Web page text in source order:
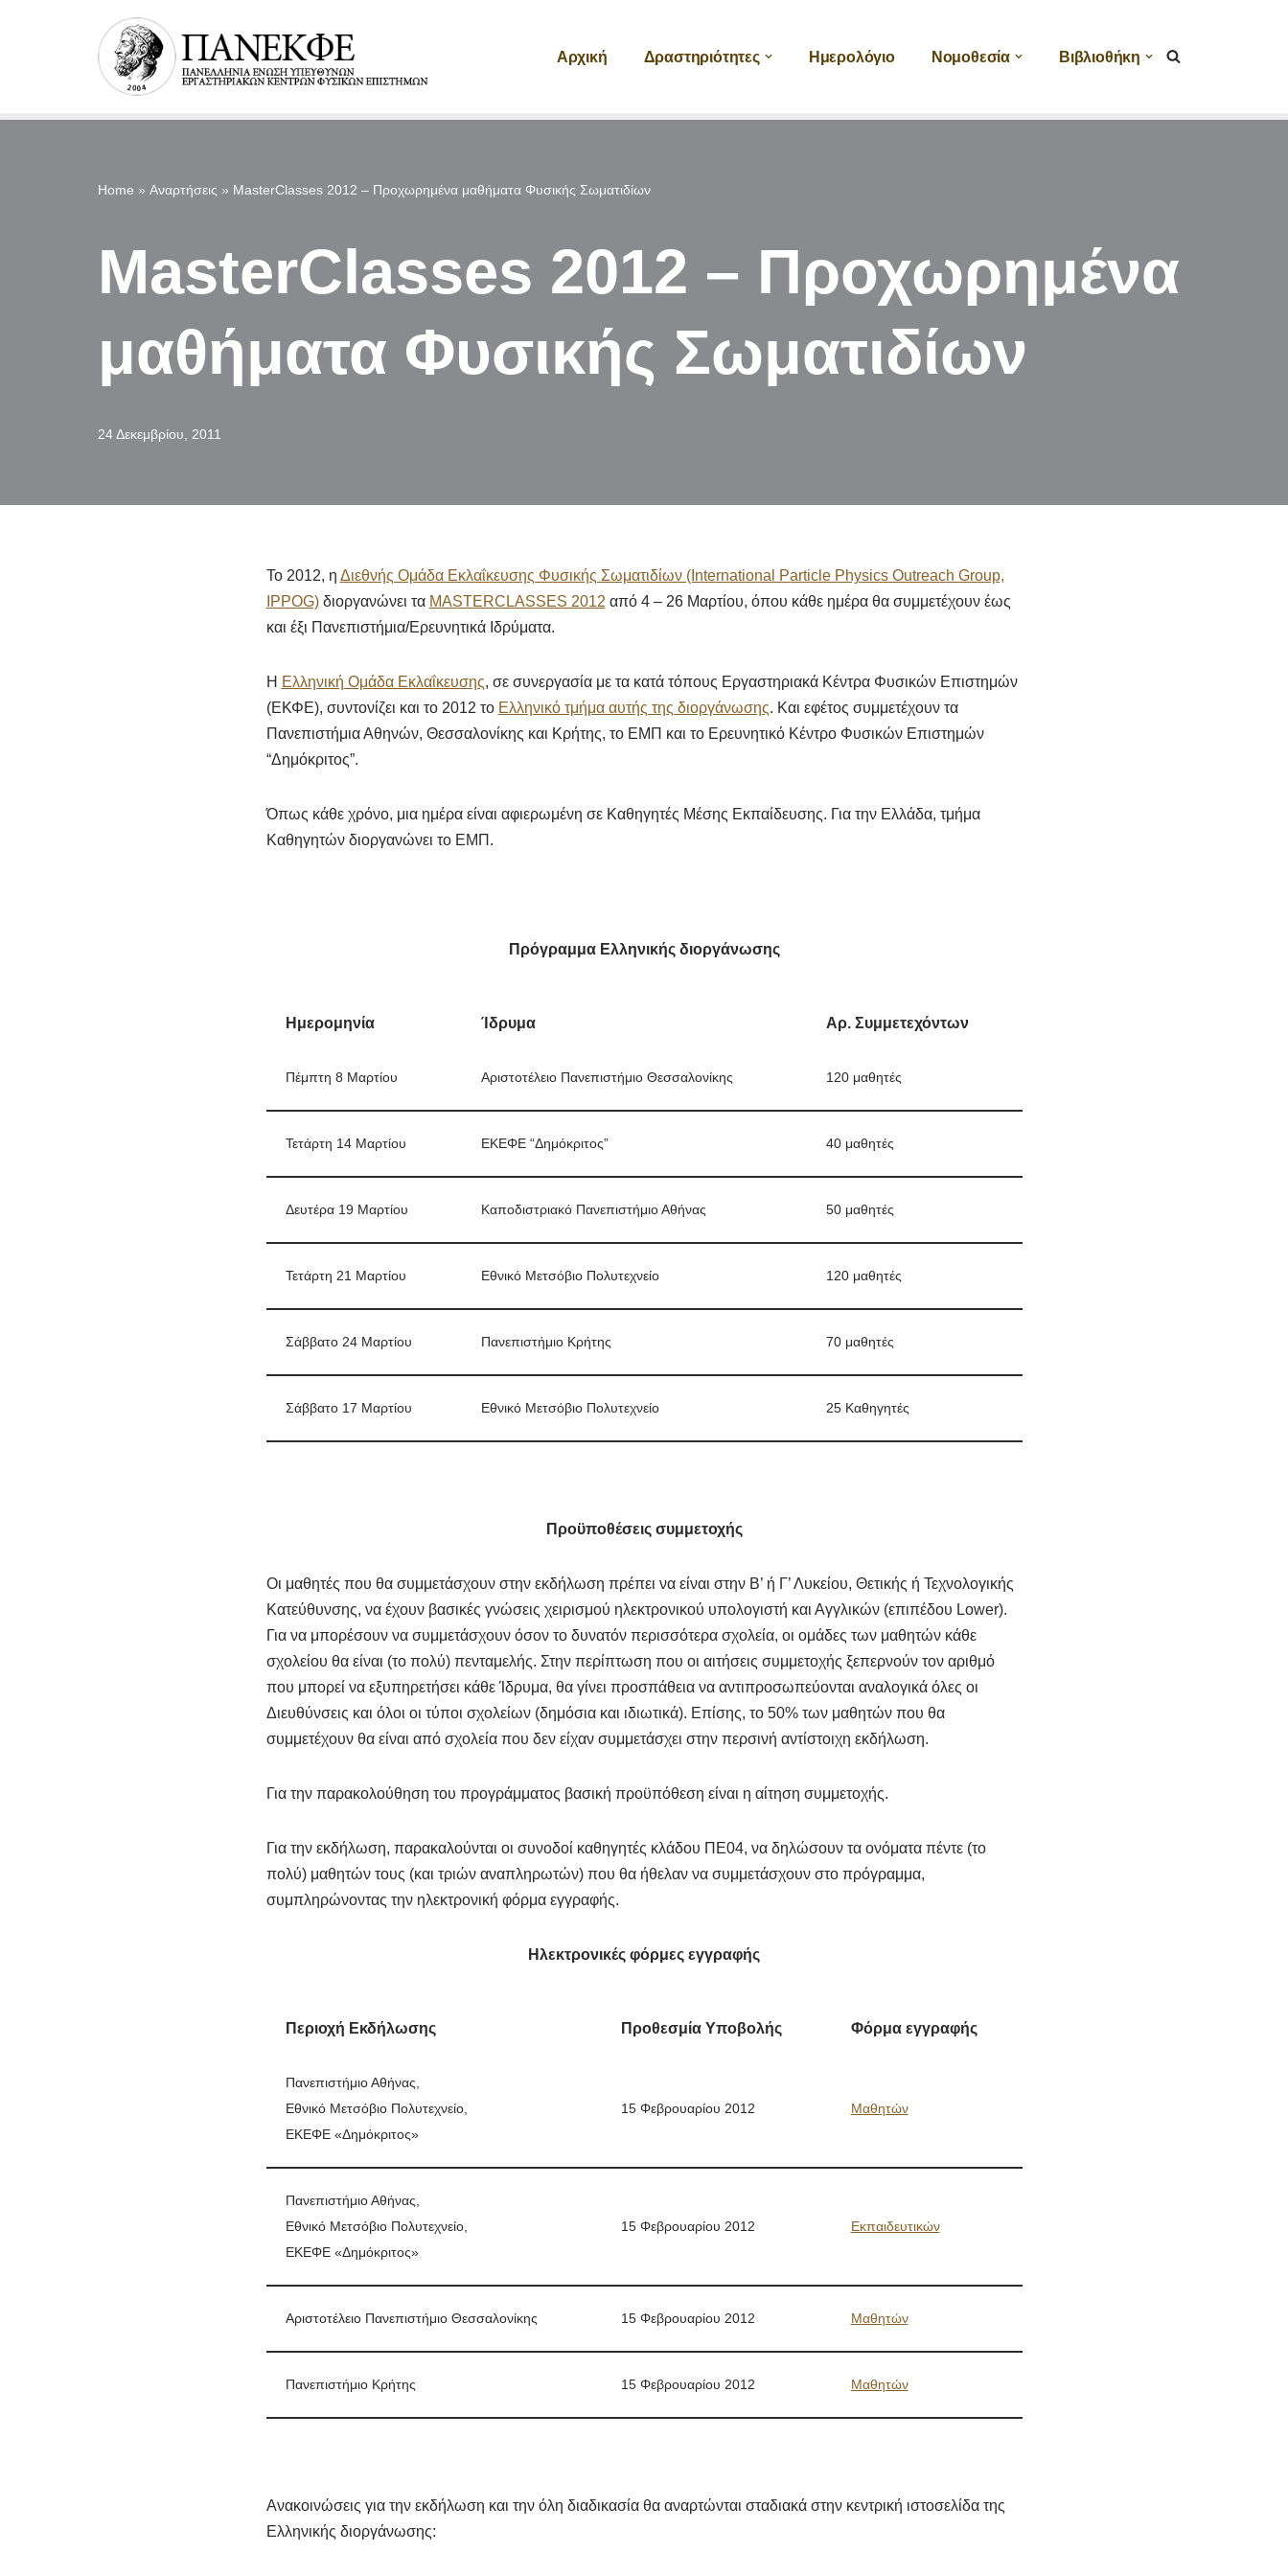
Μεταπηδήστε
Αρχική Δραστηριότητες Ημερολόγιο Νομοθεσία Βιβλιοθήκη
Home » Αναρτήσεις » MasterClasses 2012 – Προχωρημένα μαθήματα Φυσικής Σωματιδίων
MasterClasses 2012 – Προχωρημένα
μαθήματα Φυσικής Σωματιδίων
24 Δεκεμβρίου, 2011
Το 2012, η Διεθνής Ομάδα Εκλαΐκευσης Φυσικής Σωματιδίων (International Particle Physics Outreach Group,
IPPOG)διοργανώνει τα MASTERCLASSES 2012 από 4 – 26 Μαρτίου, όπου κάθε ημέρα θα συμμετέχουν έως
και έξι Πανεπιστήμια/Ερευνητικά Ιδρύματα.
H Ελληνική Ομάδα Εκλαΐκευσης, σε συνεργασία με τα κατά τόπους Εργαστηριακά Κέντρα Φυσικών Επιστημών
(ΕΚΦΕ), συντονίζει και το 2012 το Ελληνικό τμήμα αυτής της διοργάνωσης. Και εφέτος συμμετέχουν τα
Πανεπιστήμια Αθηνών, Θεσσαλονίκης και Κρήτης, το ΕΜΠ και το Ερευνητικό Κέντρο Φυσικών Επιστημών
“Δημόκριτος”.
Όπως κάθε χρόνο, μια ημέρα είναι αφιερωμένη σε Καθηγητές Μέσης Εκπαίδευσης. Για την Ελλάδα, τμήμα
Καθηγητών διοργανώνει το ΕΜΠ.
Πρόγραμμα Ελληνικής διοργάνωσης
Ημερομηνία Ίδρυμα Αρ. Συμμετεχόντων
Πέμπτη 8 Μαρτίου Αριστοτέλειο Πανεπιστήμιο Θεσσαλονίκης 120 μαθητές
Τετάρτη 14 Μαρτίου ΕΚΕΦΕ “Δημόκριτος” 40 μαθητές
Δευτέρα 19 Μαρτίου Καποδιστριακό Πανεπιστήμιο Αθήνας 50 μαθητές
Τετάρτη 21 Μαρτίου Εθνικό Μετσόβιο Πολυτεχνείο 120 μαθητές
Σάββατο 24 Μαρτίου Πανεπιστήμιο Κρήτης 70 μαθητές
Σάββατο 17 Μαρτίου Εθνικό Μετσόβιο Πολυτεχνείο 25 Καθηγητές
Προϋποθέσεις συμμετοχής
Οι μαθητές που θα συμμετάσχουν στην εκδήλωση πρέπει να είναι στην Β’ ή Γ’ Λυκείου, Θετικής ή Τεχνολογικής
Κατεύθυνσης, να έχουν βασικές γνώσεις χειρισμού ηλεκτρονικού υπολογιστή και Αγγλικών (επιπέδου Lower).
Για να μπορέσουν να συμμετάσχουν όσον το δυνατόν περισσότερα σχολεία, οι ομάδες των μαθητών κάθε
σχολείου θα είναι (το πολύ) πενταμελής. Στην περίπτωση που οι αιτήσεις συμμετοχής ξεπερνούν τον αριθμό
που μπορεί να εξυπηρετήσει κάθε Ίδρυμα, θα γίνει προσπάθεια να αντιπροσωπεύονται αναλογικά όλες οι
Διευθύνσεις και όλοι οι τύποι σχολείων (δημόσια και ιδιωτικά). Επίσης, το 50% των μαθητών που θα
συμμετέχουν θα είναι από σχολεία που δεν είχαν συμμετάσχει στην περσινή αντίστοιχη εκδήλωση.
Για την παρακολούθηση του προγράμματος βασική προϋπόθεση είναι η αίτηση συμμετοχής.
Για την εκδήλωση, παρακαλούνται οι συνοδοί καθηγητές κλάδου ΠΕ04, να δηλώσουν τα ονόματα πέντε (το
πολύ) μαθητών τους (και τριών αναπληρωτών) που θα ήθελαν να συμμετάσχουν στο πρόγραμμα,
συμπληρώνοντας την ηλεκτρονική φόρμα εγγραφής.
Ηλεκτρονικές φόρμες εγγραφής
Περιοχή Εκδήλωσης Προθεσμία Υποβολής Φόρμα εγγραφής
Πανεπιστήμιο Αθήνας,
Εθνικό Μετσόβιο Πολυτεχνείο,
ΕΚΕΦΕ «Δημόκριτος»
15 Φεβρουαρίου 2012 Μαθητών
Πανεπιστήμιο Αθήνας,
Εθνικό Μετσόβιο Πολυτεχνείο,
ΕΚΕΦΕ «Δημόκριτος»
15 Φεβρουαρίου 2012 Εκπαιδευτικών
Αριστοτέλειο Πανεπιστήμιο Θεσσαλονίκης 15 Φεβρουαρίου 2012 Μαθητών
Πανεπιστήμιο Κρήτης 15 Φεβρουαρίου 2012 Μαθητών
Ανακοινώσεις για την εκδήλωση και την όλη διαδικασία θα αναρτώνται σταδιακά στην κεντρική ιστοσελίδα της
Ελληνικής διοργάνωσης: